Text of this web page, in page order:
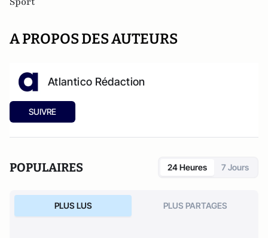
A PROPOS DES AUTEURS
Atlantico Rédaction
SUIVRE
POPULAIRES 24 Heures 7 Jours
PLUS LUS PLUS PARTAGES